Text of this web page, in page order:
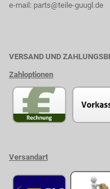
e-mail: parts@teile-guugl.de
VERSAND UND
Zahloptionen
Versandart